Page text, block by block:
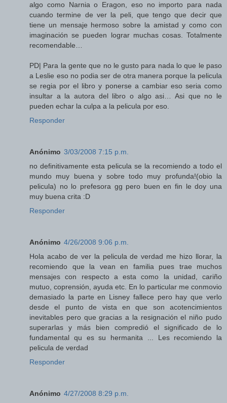
algo como Narnia o Eragon, eso no importo para nada
cuando termine de ver la peli, que tengo que decir que
tiene un mensaje hermoso sobre la amistad y como con
imaginación se pueden lograr muchas cosas. Totalmente
recomendable…
PD| Para la gente que no le gusto para nada lo que le paso
a Leslie eso no podia ser de otra manera porque la pelicula
se regia por el libro y ponerse a cambiar eso seria como
insultar a la autora del libro o algo asi… Asi que no le
pueden echar la culpa a la pelicula por eso.
Responder
Anónimo 3/03/2008 7:15 p.m.
no definitivamente esta pelicula se la recomiendo a todo el
mundo muy buena y sobre todo muy profunda!(obio la
pelicula) no lo prefesora gg pero buen en fin le doy una
muy buena crita :D
Responder
Anónimo 4/26/2008 9:06 p.m.
Hola acabo de ver la pelicula de verdad me hizo llorar, la
recomiendo que la vean en familia pues trae muchos
mensajes con respecto a esta como la unidad, cariño
mutuo, coprensión, ayuda etc. En lo particular me conmovio
demasiado la parte en Lisney fallece pero hay que verlo
desde el punto de vista en que son acotencimientos
inevitables pero que gracias a la resignación el niño pudo
superarlas y más bien compredió el significado de lo
fundamental qu es su hermanita ... Les recomiendo la
pelicula de verdad
Responder
Anónimo 4/27/2008 8:29 p.m.